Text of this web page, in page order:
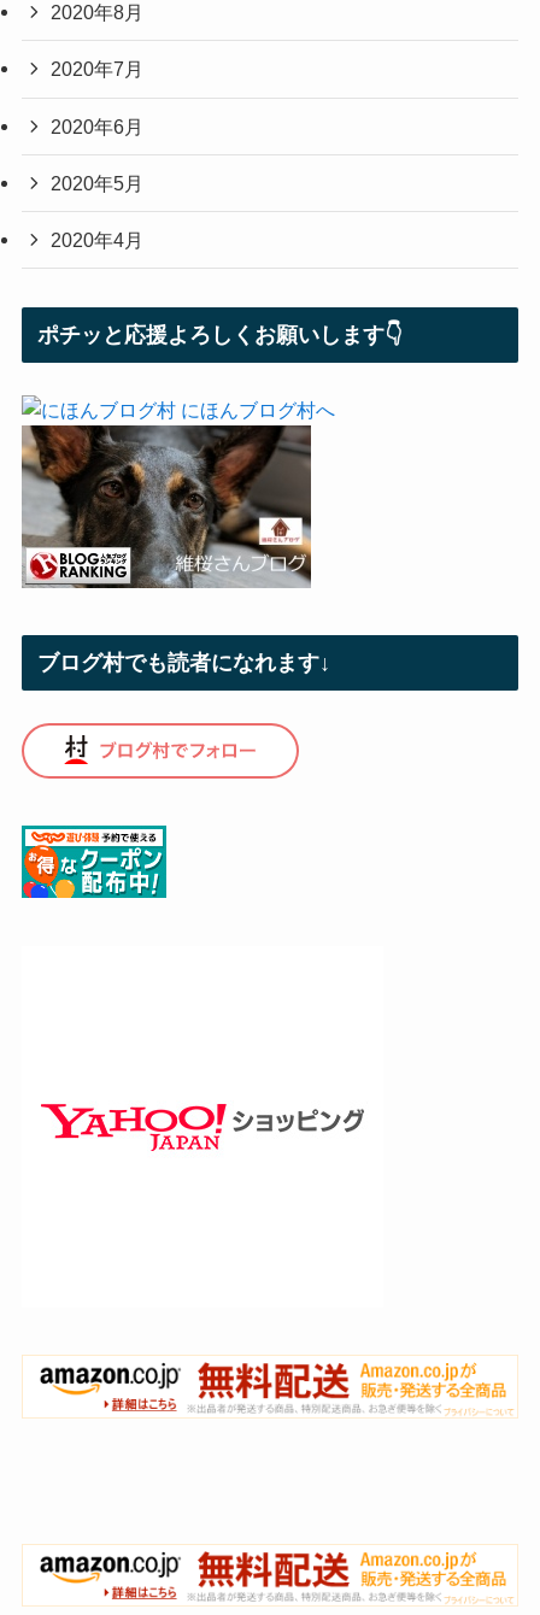
2020年8月
2020年7月
2020年6月
2020年5月
2020年4月
ポチッと応援よろしくお願いします👇
ブログ村でも読者になれます↓